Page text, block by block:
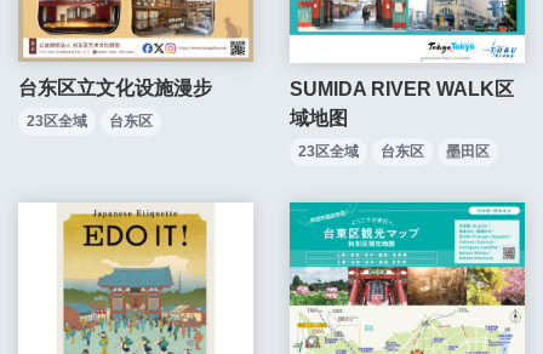
台东区立文化设施漫步
23区全域 台东区
SUMIDA RIVER WALK区
域地图
23区全域 台东区 墨田区